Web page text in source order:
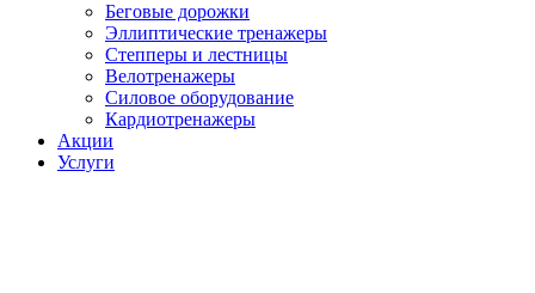
Беговые дорожки
Эллиптические тренажеры
Степперы и лестницы
Велотренажеры
Силовое оборудование
Кардиотренажеры
Акции
Услуги